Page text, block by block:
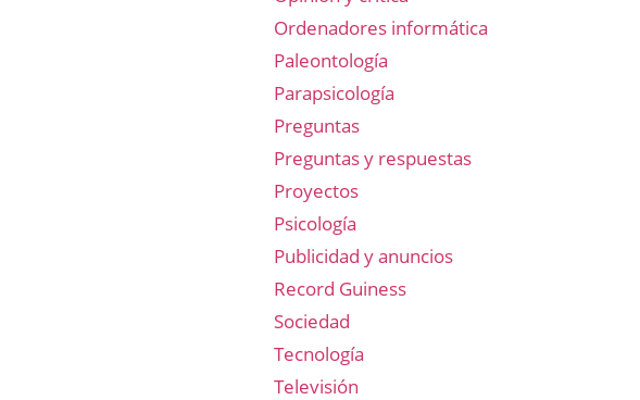
Ordenadores informática
Paleontología
Parapsicología
Preguntas
Preguntas y respuestas
Proyectos
Psicología
Publicidad y anuncios
Record Guiness
Sociedad
Tecnología
Televisión